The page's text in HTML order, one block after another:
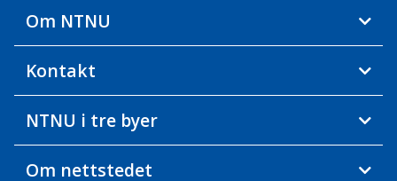
Om NTNU
Kontakt
NTNU i tre byer
Om nettstedet